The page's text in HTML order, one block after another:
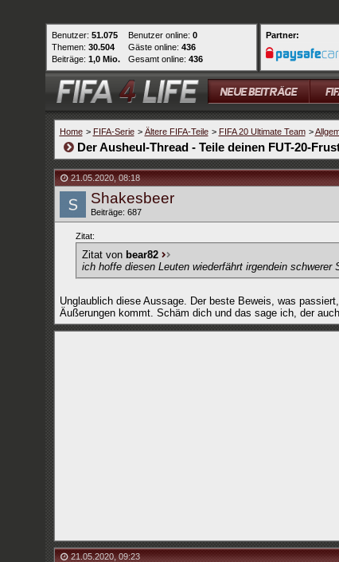
Benutzer: 51.075
Themen: 30.504
Beiträge: 1,0 Mio.
Benutzer online: 0
Gäste online: 436
Gesamt online: 436
Partner:
Home > FIFA-Serie > Ältere FIFA-Teile > FIFA 20 Ultimate Team >
Der Ausheul-Thread - Teile deinen FUT-20-
21.05.2020,08:18
Shakesbeer
Beiträge: 687
Zitat:
Zitat von bear82
ich hoffe diesen Leuten wiederfährt irgendein
Unglaublich diese Aussage. Der beste Beweis, was
Äußerungen kommt. Schäm dich und das sage ich, der
21.05.2020,09:23